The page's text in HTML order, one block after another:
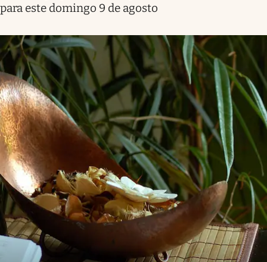
para este domingo 9 de agosto